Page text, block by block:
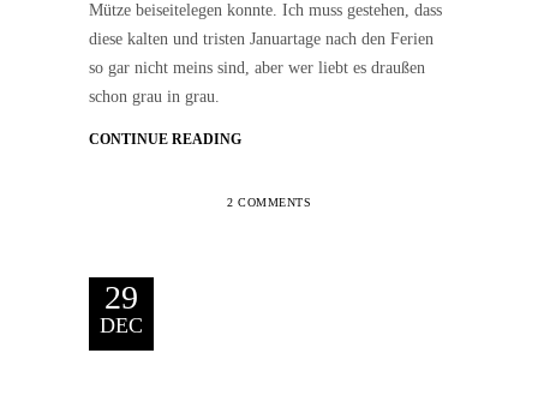
Mütze beiseitelegen konnte. Ich muss gestehen, dass
diese kalten und tristen Januartage nach den Ferien
so gar nicht meins sind, aber wer liebt es draußen
schon grau in grau.
CONTINUE READING
2 COMMENTS
29
DEC